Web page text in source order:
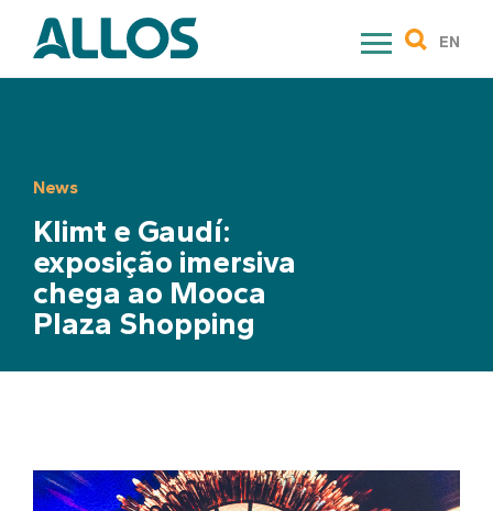
content
EN
News
Klimt e Gaudí:
exposição imersiva
chega ao Mooca
Plaza Shopping